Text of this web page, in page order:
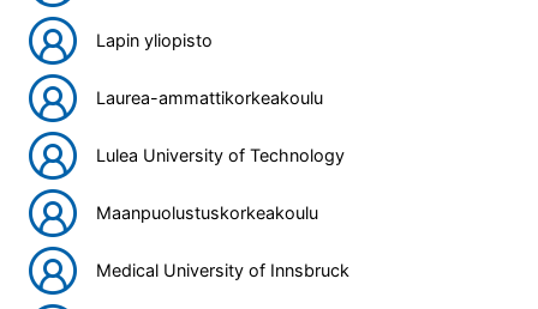
Lapin yliopisto
Laurea-ammattikorkeakoulu
Lulea University of Technology
Maanpuolustuskorkeakoulu
Medical University of Innsbruck